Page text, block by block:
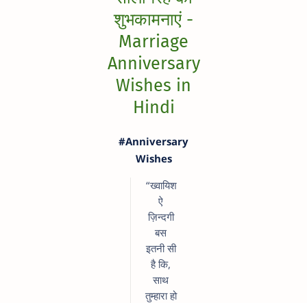
शुभकामनाएं -
Marriage
Anniversary
Wishes in
Hindi
#Anniversary
Wishes
“ख्वायिश
ऐ
ज़िन्दगी
बस
इतनी सी
है कि,
साथ
तुम्हारा हो